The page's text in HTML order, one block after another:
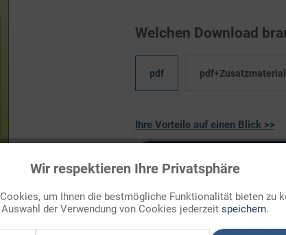
Welchen Download
pdf pdf+Zusatzmaterial
Ihre Vorteile auf einen Blick >>
Wir respektieren Ihre Privatsphäre
um Ihnen die bestmögliche Funktionalität bieten zu
Auswahl der Verwendung von Cookies jederzeit speichern.